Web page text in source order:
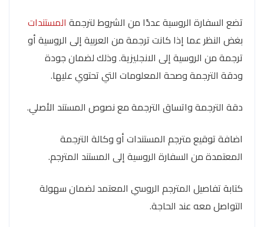
تضع السفارة الروسية عددًا من الشروط لترجمة المستندات
بغض النظر عما إذا كانت ترجمة من العربية إلى الروسية أو
ترجمة من الروسية إلى الانجليزية. وذلك لضمان جودة
ودقة الترجمة وصحة المعلومات التي تحتوي عليها.
دقة الترجمة واتساق الترجمة مع نصوص المستند الأصلي.
اضافة توقيع مترجم المستندات أو وكالة الترجمة
المعتمدة من السفارة الروسية إلى المستند المترجم.
كتابة تفاصيل المترجم الروسي المعتمد لضمان سهولة
التواصل معه عند الحاجة.